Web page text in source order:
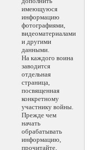
имеющуюся
информацию
фотографиями,
видеоматериалами
и другими
данными.
На каждого воина
заводится
отдельная
страница,
посвященная
конкретному
участнику войны.
Прежде чем
начать
обрабатывать
информацию,
прочитайте,